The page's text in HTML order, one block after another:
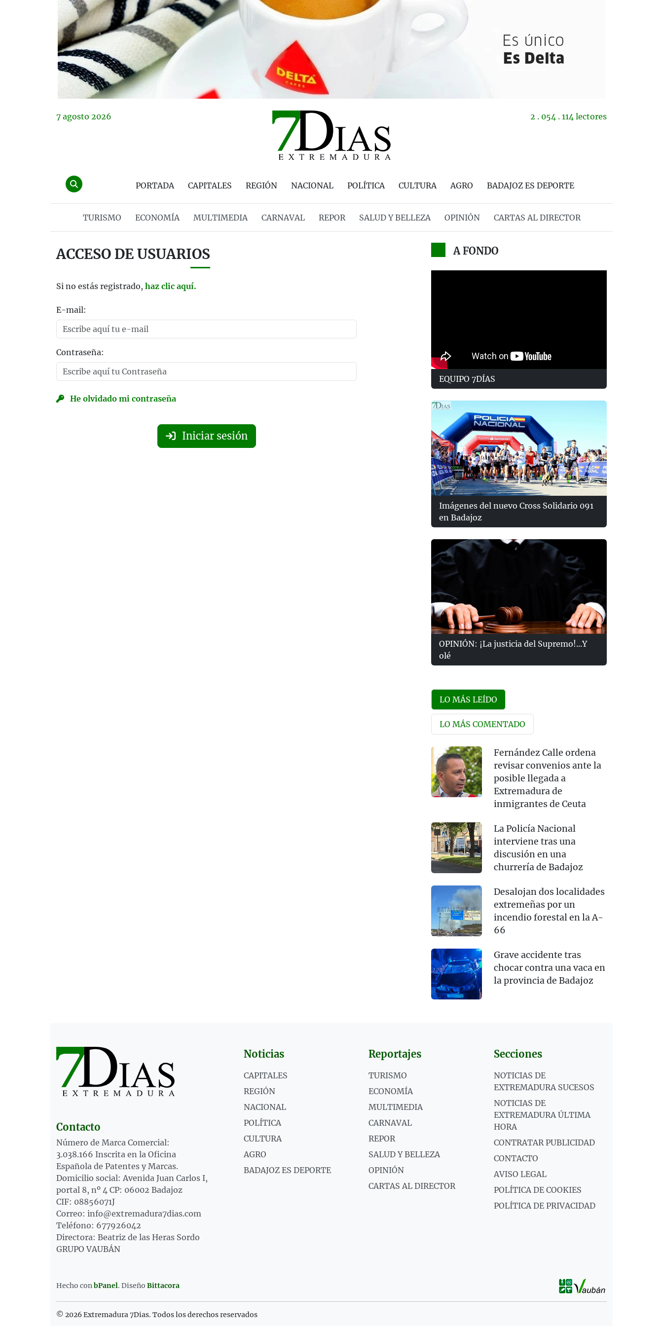
7 agosto 2026 2 . 054 . 114 lectores
PORTADA CAPITALES REGIÓN NACIONAL POLÍTICA CULTURA AGRO BADAJOZ ES DEPORTE
TURISMO ECONOMÍA MULTIMEDIA CARNAVAL REPOR SALUD Y BELLEZA OPINIÓN CARTAS AL DIRECTOR
ACCESO DE USUARIOS
Si no estás registrado, haz clic aquí.
E-mail:
Contraseña:
He olvidado mi contraseña
Iniciar sesión
A FONDO
EQUIPO 7DÍAS
Imágenes del nuevo Cross Solidario 091
en Badajoz
OPINIÓN: ¡La justicia del Supremo!...Y
olé
LO MÁS LEÍDO
LO MÁS COMENTADO
Fernández Calle ordena
revisar convenios ante la
posible llegada a
Extremadura de
inmigrantes de Ceuta
La Policía Nacional
interviene tras una
discusión en una
churrería de Badajoz
Desalojan dos localidades
extremeñas por un
incendio forestal en la A-
66
Grave accidente tras
chocar contra una vaca en
la provincia de Badajoz
Contacto
Número de Marca Comercial:
3.038.166 Inscrita en la Oficina
Española de Patentes y Marcas.
Domicilio social: Avenida Juan Carlos I,
portal 8, nº 4 CP: 06002 Badajoz
CIF: 08856071J
Correo: info@extremadura7dias.com
Teléfono: 677926042
Directora: Beatriz de las Heras Sordo
GRUPO VAUBÁN
Noticias
CAPITALES
REGIÓN
NACIONAL
POLÍTICA
CULTURA
AGRO
BADAJOZ ES DEPORTE
Reportajes
TURISMO
ECONOMÍA
MULTIMEDIA
CARNAVAL
REPOR
SALUD Y BELLEZA
OPINIÓN
CARTAS AL DIRECTOR
Secciones
NOTICIAS DE
EXTREMADURA SUCESOS
NOTICIAS DE
EXTREMADURA ÚLTIMA
HORA
CONTRATAR PUBLICIDAD
CONTACTO
AVISO LEGAL
POLÍTICA DE COOKIES
POLÍTICA DE PRIVACIDAD
Hecho conbPanel. Diseño Bittacora
© 2026 Extremadura 7Dias. Todos los derechos reservados